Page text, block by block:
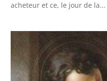
acheteur et ce, le jour de la...